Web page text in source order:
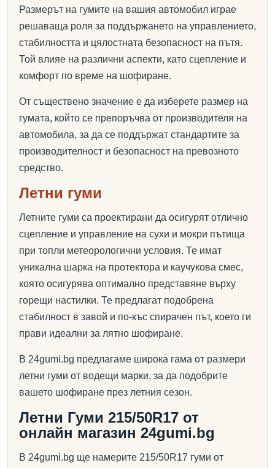
Размерът на гумите на вашия автомобил играе
решаваща роля за поддържането на управлението,
стабилността и цялостната безопасност на пътя.
Той влияе на различни аспекти, като сцепление и
комфорт по време на шофиране.
От съществено значение е да изберете размер на
гумата, който се препоръчва от производителя на
автомобила, за да се поддържат стандартите за
производителност и безопасност на превозното
средство.
Летни гуми
Летните гуми са проектирани да осигурят отлично
сцепление и управление на сухи и мокри пътища
при топли метеорологични условия. Те имат
уникална шарка на протектора и каучукова смес,
която осигурява оптимално представяне върху
горещи настилки. Те предлагат подобрена
стабилност в завой и по-къс спирачен път, което ги
прави идеални за лятно шофиране.
В 24gumi.bg предлагаме широка гама от размери
летни гуми от водещи марки, за да подобрите
вашето шофиране през летния сезон.
Летни Гуми 215/50R17 от
онлайн магазин 24gumi.bg
В 24gumi.bg ще намерите 215/50R17 гуми от